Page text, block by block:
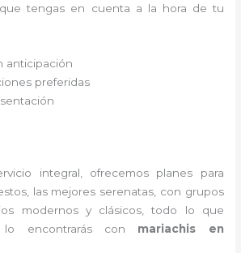
tengas en cuenta a la hora de tu
anticipación
preferidas
integral, ofrecemos planes para
las mejores serenatas, con grupos
modernos y clásicos, todo lo que
encontrarás con mariachis en